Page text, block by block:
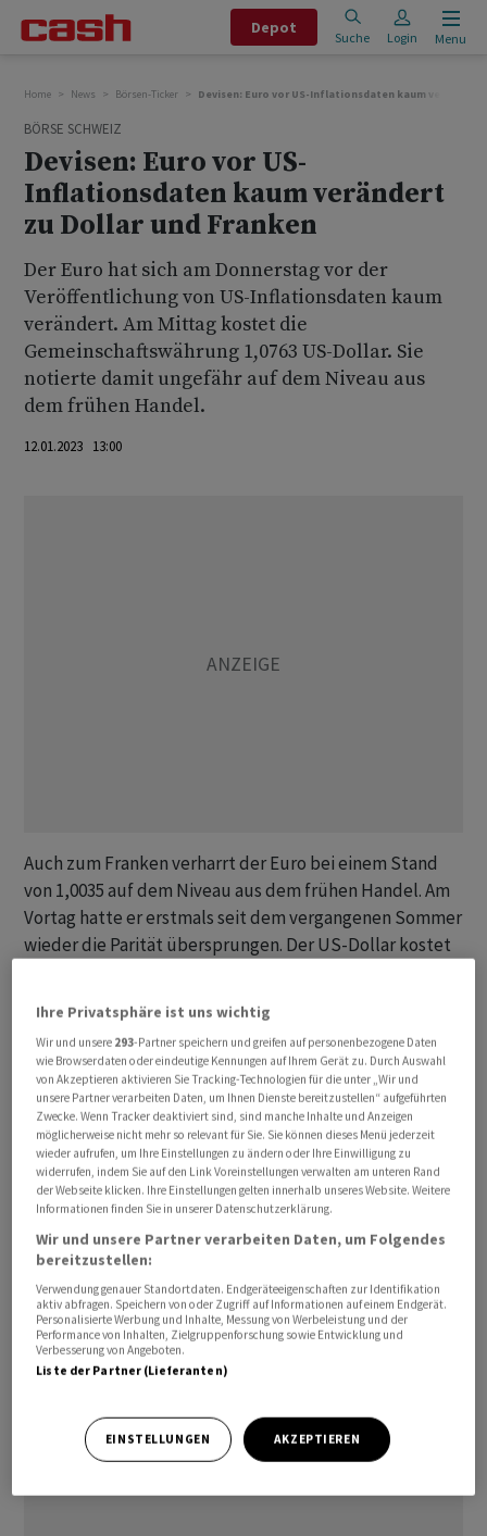
Depot
Suche Login Menu
Home News Börsen-Ticker Devisen: Euro vor US-Inflationsdaten kaum verändert
BÖRSE SCHWEIZ
Devisen: Euro vor US-
Inflationsdaten kaum verändert
zu Dollar und Franken
Der Euro hat sich am Donnerstag vor der
Veröffentlichung von US-Inflationsdaten kaum
verändert. Am Mittag kostet die
Gemeinschaftswährung 1,0763 US-Dollar. Sie
notierte damit ungefähr auf dem Niveau aus
dem frühen Handel.
12.01.2023 13:00
Auch zum Franken verharrt der Euro bei einem Stand
von 1,0035 auf dem Niveau aus dem frühen Handel. Am
Vortag hatte er erstmals seit dem vergangenen Sommer
wieder die Parität übersprungen. Der US-Dollar kostet
Am Donnerstag richten sich die Blicke der Anleger auf
die USA. Dort werden am Nachmittag neue
Inflationsdaten erwartet. Die hohe Teuerung hat sich in
den vergangenen Monaten moderat abgeschwächt, was
der US-Notenbank Fed Luft gibt, ihren Inflationskampf
etwas gelassener zu führen. Bereits Ende 2022 hat sie
ihre Leitzinsen weniger deutlich angehoben als in den
Monaten zuvor. Setzt sich die Preisentwicklung fort,
könnte das Straffungstempo auf der nächsten Fed-
Sitzung Anfang Februar weiter gedrosselt werden.
Ihre Privatsphäre ist uns wichtig
Wir und unsere 293-Partner speichern und greifen auf personenbezogene Daten
wie Browserdaten oder eindeutige Kennungen auf Ihrem Gerät zu. Durch Auswahl
von Akzeptieren aktivieren Sie Tracking-Technologien für die unter „Wir und
unsere Partner verarbeiten Daten, um Ihnen Dienste bereitzustellen“ aufgeführten
Zwecke. Wenn Tracker deaktiviert sind, sind manche Inhalte und Anzeigen
möglicherweise nicht mehr so relevant für Sie. Sie können dieses Menü jederzeit
wieder aufrufen, um Ihre Einstellungen zu ändern oder Ihre Einwilligung zu
widerrufen, indem Sie auf den Link Voreinstellungen verwalten am unteren Rand
der Webseite klicken. Ihre Einstellungen gelten innerhalb unseres Website. Weitere
Informationen finden Sie in unserer Datenschutzerklärung.
Wir und unsere Partner verarbeiten Daten, um Folgendes
bereitzustellen:
Verwendung genauer Standortdaten. Endgeräteeigenschaften zur Identifikation
aktiv abfragen. Speichern von oder Zugriff auf Informationen auf einem Endgerät.
Personalisierte Werbung und Inhalte, Messung von Werbeleistung und der
Performance von Inhalten, Zielgruppenforschung sowie Entwicklung und
Verbesserung von Angeboten.
Liste der Partner (Lieferanten)
EINSTELLUNGEN AKZEPTIEREN